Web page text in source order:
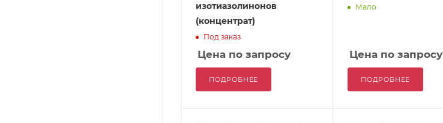
изотиазолинонов
(концентрат)
Под заказ
Цена по запросу
ПОДРОБНЕЕ
Мало
Цена по запросу
ПОДРОБНЕЕ